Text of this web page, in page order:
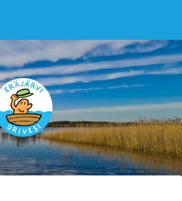
Eräjärvi